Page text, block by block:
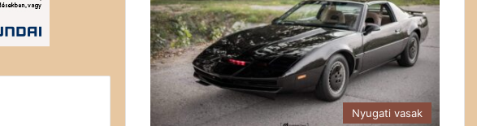
Nyugati vasak